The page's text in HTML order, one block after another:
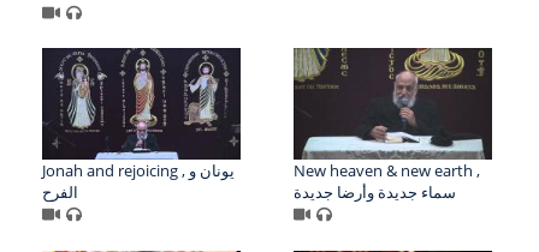
Jonah and rejoicing , يونان و
الفرح
New heaven & new earth ,
سماء جديدة وأرضا جديدة